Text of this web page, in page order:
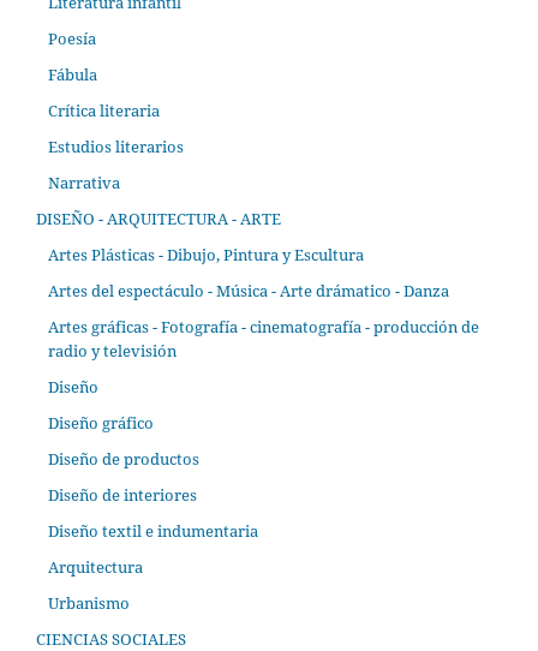
Poesía
Fábula
Crítica literaria
Estudios literarios
Narrativa
DISEÑO - ARQUITECTURA - ARTE
Artes Plásticas - Dibujo, Pintura y Escultura
Artes del espectáculo - Música - Arte drámatico - Danza
Artes gráficas - Fotografía - cinematografía - producción de
radio y televisión
Diseño
Diseño gráfico
Diseño de productos
Diseño de interiores
Diseño textil e indumentaria
Arquitectura
Urbanismo
CIENCIAS SOCIALES